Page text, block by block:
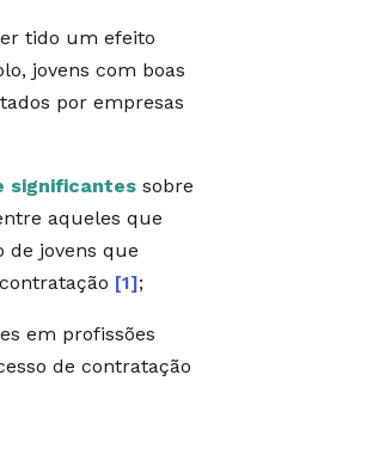
tido um efeito
jovens com boas
por empresas
significantes sobre
aqueles que
jovens que
[1];
em profissões
de contratação